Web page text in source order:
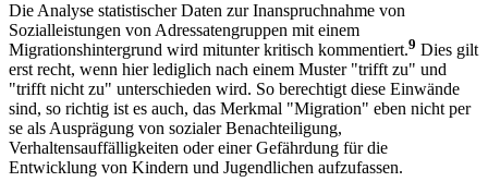
Die Analyse statistischer Daten zur Inanspruchnahme von
Sozialleistungen von Adressatengruppen mit einem
Migrationshintergrund wird mitunter kritisch kommentiert.9 Dies gilt
erst recht, wenn hier lediglich nach einem Muster "trifft zu" und
"trifft nicht zu" unterschieden wird. So berechtigt diese Einwände
sind, so richtig ist es auch, das Merkmal "Migration" eben nicht per
se als Ausprägung von sozialer Benachteiligung,
Verhaltensauffälligkeiten oder einer Gefährdung für die
Entwicklung von Kindern und Jugendlichen aufzufassen.